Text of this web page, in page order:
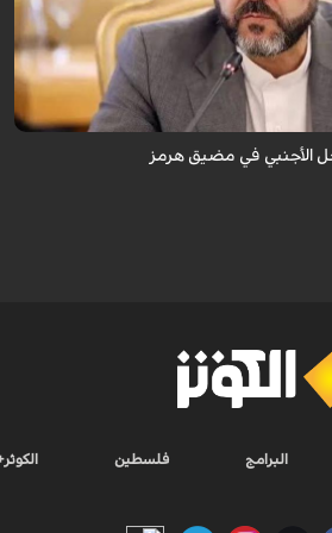
كاظم غريب آبادي، إن إيران لن تقبل بالتدخل
الأجنبي في مضيق هرمز
البرامج فلسطين